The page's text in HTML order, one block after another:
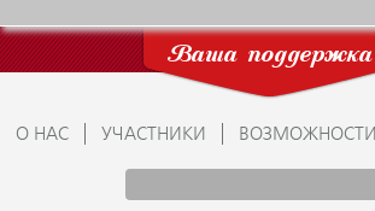
Ваша поддержка
О НАС УЧАСТНИКИ ВОЗМОЖНОСТИ